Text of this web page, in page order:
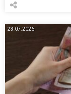
23.07.2026